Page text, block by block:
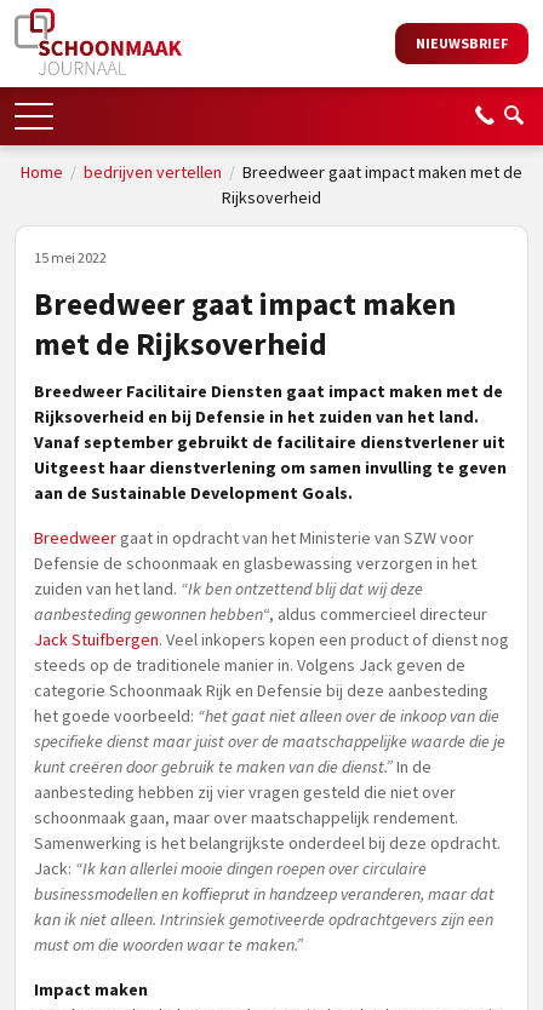
NIEUWSBRIEF
Home / bedrijven vertellen / Breedweer gaat impact maken met de
Rijksoverheid
15 mei 2022
Breedweer gaat impact maken
met de Rijksoverheid
Breedweer Facilitaire Diensten gaat impact maken met de
Rijksoverheid en bij Defensie in het zuiden van het land.
Vanaf september gebruikt de facilitaire dienstverlener uit
Uitgeest haar dienstverlening om samen invulling te geven
aan de Sustainable Development Goals.
Breedweer gaat in opdracht van het Ministerie van SZW voor
Defensie de schoonmaak en glasbewassing verzorgen in het
zuiden van het land. “Ik ben ontzettend blij dat wij deze
aanbesteding gewonnen hebben“, aldus commercieel directeur
Jack Stuifbergen. Veel inkopers kopen een product of dienst nog
steeds op de traditionele manier in. Volgens Jack geven de
categorie Schoonmaak Rijk en Defensie bij deze aanbesteding
het goede voorbeeld: “het gaat niet alleen over de inkoop van die
specifieke dienst maar juist over de maatschappelijke waarde die je
kunt creëren door gebruik te maken van die dienst.”In de
aanbesteding hebben zij vier vragen gesteld die niet over
schoonmaak gaan, maar over maatschappelijk rendement.
Samenwerking is het belangrijkste onderdeel bij deze opdracht.
Jack: “Ik kan allerlei mooie dingen roepen over circulaire
businessmodellen en koffieprut in handzeep veranderen, maar dat
kan ik niet alleen. Intrinsiek gemotiveerde opdrachtgevers zijn een
must om die woorden waar te maken.”
Impact maken